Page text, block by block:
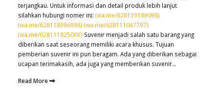
terjangkau. Untuk informasi dan detail produk lebih lanjut
silahkan hubungi nomer ini: (wa.me/628119189098)
(wa.me/628118996998) (wa.me/628111047797)
(wa.me/628111825009) Suvenir menjadi salah satu barang yang
diberikan saat seseorang memiliki acara khusus. Tujuan
pemberian suvenir ini pun beragam. Ada yang diberikan sebagai
ucapan terimakasih, ada juga yang memberikan suvenir...
Read More